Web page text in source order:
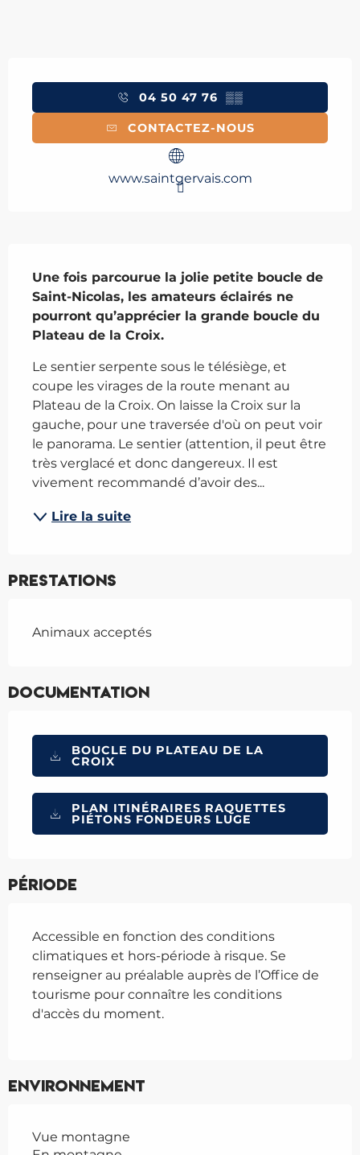
04 50 47 76 ▒▒
CONTACTEZ-NOUS
www.saintgervais.com
Une fois parcourue la jolie petite boucle de
Saint-Nicolas, les amateurs éclairés ne
pourront qu’apprécier la grande boucle du
Plateau de la Croix.
Le sentier serpente sous le télésiège, et
coupe les virages de la route menant au
Plateau de la Croix. On laisse la Croix sur la
gauche, pour une traversée d'où on peut voir
le panorama. Le sentier (attention, il peut être
très verglacé et donc dangereux. Il est
vivement recommandé d’avoir des...
Lire la suite
Prestations
Animaux acceptés
Documentation
BOUCLE DU PLATEAU DE LA
CROIX
PLAN ITINÉRAIRES RAQUETTES
PIÉTONS FONDEURS LUGE
Période
Accessible en fonction des conditions
climatiques et hors-période à risque. Se
renseigner au préalable auprès de l’Office de
tourisme pour connaître les conditions
d'accès du moment.
Environnement
Vue montagne